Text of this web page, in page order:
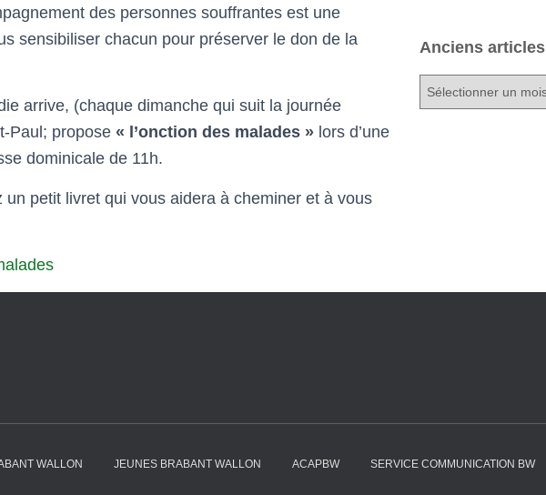
des personnes souffrantes est une
sensibiliser chacun pour préserver le don de la
arrive, (chaque dimanche qui suit la journée
Paul; propose « l’onction des malades » lors d’une
dominicale de 11h.
petit livret qui vous aidera à cheminer et à vous
Anciens articles
WALLON JEUNES BRABANT WALLON ACAPBW SERVICE COMMUNICATION BW